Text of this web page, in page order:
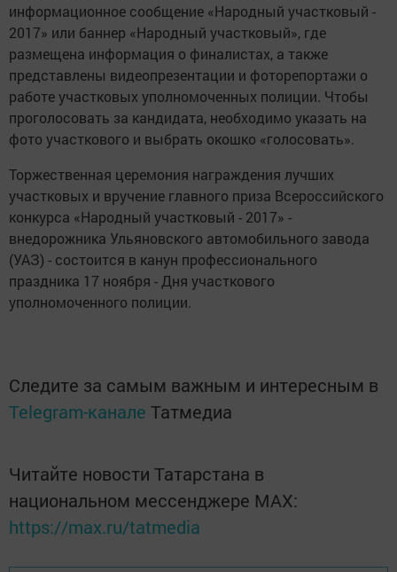
информационное сообщение «Народный участковый -
2017» или баннер «Народный участковый», где
размещена информация о финалистах, а также
представлены видеопрезентации и фоторепортажи о
работе участковых уполномоченных полиции. Чтобы
проголосовать за кандидата, необходимо указать на
фото участкового и выбрать окошко «голосовать».
Торжественная церемония награждения лучших
участковых и вручение главного приза Всероссийского
конкурса «Народный участковый - 2017» -
внедорожника Ульяновского автомобильного завода
(УАЗ) - состоится в канун профессионального
праздника 17 ноября - Дня участкового
уполномоченного полиции.
Следите за самым важным и интересным в
Telegram-канале Татмедиа
Читайте новости Татарстана в
национальном мессенджере MАХ:
https://max.ru/tatmedia